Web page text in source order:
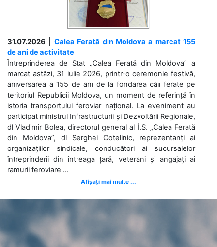
31.07.2026
Calea Ferată din Moldova a marcat 155
de ani de activitate
Întreprinderea de Stat „Calea Ferată din Moldova” a
marcat astăzi, 31 iulie 2026, printr-o ceremonie festivă,
aniversarea a 155 de ani de la fondarea căii ferate pe
teritoriul Republicii Moldova, un moment de referință în
istoria transportului feroviar național. La eveniment au
participat ministrul Infrastructurii și Dezvoltării Regionale,
dl Vladimir Bolea, directorul general al Î.S. „Calea Ferată
din Moldova”, dl Serghei Cotelinic, reprezentanți ai
organizațiilor sindicale, conducători ai sucursalelor
întreprinderii din întreaga țară, veterani și angajați ai
ramurii feroviare....
Afișați mai multe ...